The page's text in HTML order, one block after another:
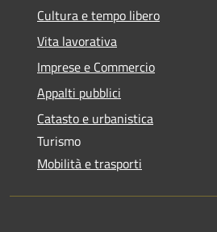
Cultura e tempo libero
Vita lavorativa
Imprese e Commercio
Appalti pubblici
Catasto e urbanistica
Turismo
Mobilità e trasporti